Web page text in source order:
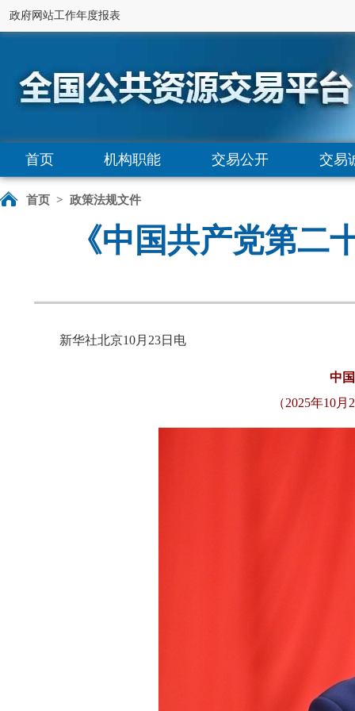
政府网站工作年度报表
首页 机构职能 交易公开 交易
首页 > 政策法规文件
《中国共产党第二
新华社北京10月23日电
中
（2025年10